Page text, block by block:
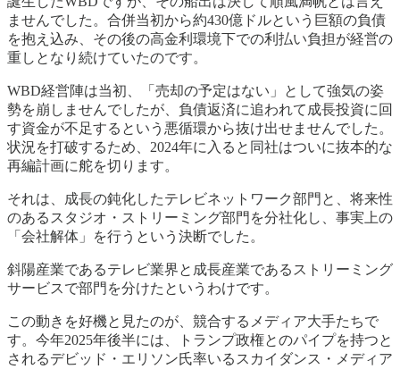
ませんでした。合併当初から約430億ドルという巨額の負債
を抱え込み、その後の高金利環境下での利払い負担が経営の
重しとなり続けていたのです。
WBD経営陣は当初、「売却の予定はない」として強気の姿
勢を崩しませんでしたが、負債返済に追われて成長投資に回
す資金が不足するという悪循環から抜け出せませんでした。
状況を打破するため、2024年に入ると同社はついに抜本的な
再編計画に舵を切ります。
それは、成長の鈍化したテレビネットワーク部門と、将来性
のあるスタジオ・ストリーミング部門を分社化し、事実上の
「会社解体」を行うという決断でした。
斜陽産業であるテレビ業界と成長産業であるストリーミング
サービスで部門を分けたというわけです。
この動きを好機と見たのが、競合するメディア大手たちで
す。今年2025年後半には、トランプ政権とのパイプを持つと
されるデビッド・エリソン氏率いるスカイダンス・メディア